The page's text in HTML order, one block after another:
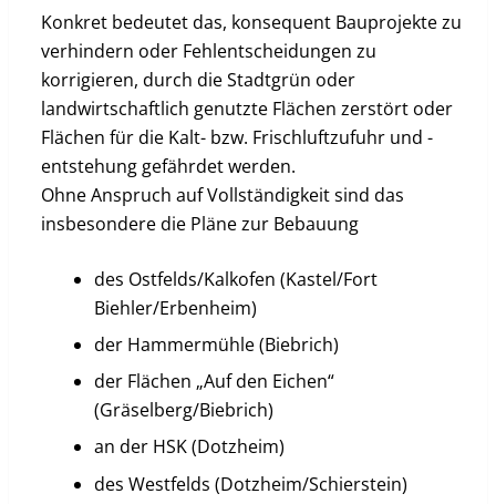
Konkret bedeutet das, konsequent Bauprojekte zu
verhindern oder Fehlentscheidungen zu
korrigieren, durch die Stadtgrün oder
landwirtschaftlich genutzte Flächen zerstört oder
Flächen für die Kalt- bzw. Frischluftzufuhr und -
entstehung gefährdet werden.
Ohne Anspruch auf Vollständigkeit sind das
insbesondere die Pläne zur Bebauung
des Ostfelds/Kalkofen (Kastel/Fort
Biehler/Erbenheim)
der Hammermühle (Biebrich)
der Flächen „Auf den Eichen“
(Gräselberg/Biebrich)
an der HSK (Dotzheim)
des Westfelds (Dotzheim/Schierstein)